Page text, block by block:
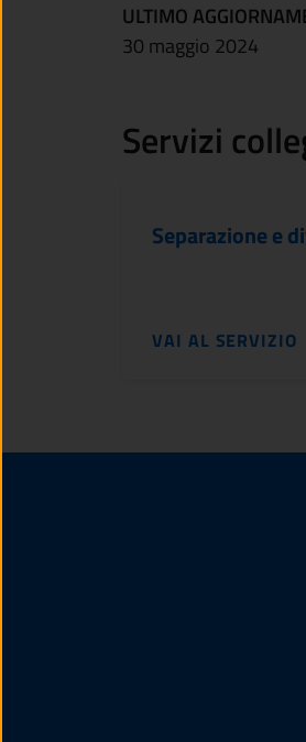
ULTIMO
30 maggio 2024
Servizi
Separazione e
VAI AL SERVIZIO